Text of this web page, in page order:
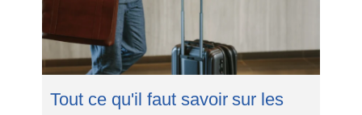
Tout ce qu'il faut savoir sur les